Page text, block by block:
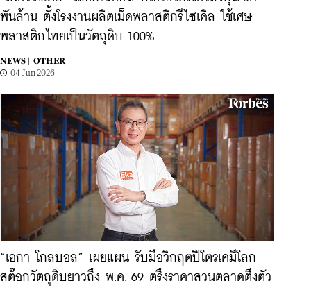
พันล้าน ตั้งโรงงานผลิตเม็ดพลาสติกรีไซเคิล ใช้เศษ
พลาสติกไทยเป็นวัตถุดิบ 100%
NEWS |
OTHER
04 Jun 2026
“เอกา โกลบอล” เผยแผน รับมือวิกฤตปิโตรเคมีโลก
สต๊อกวัตถุดิบยาวถึง พ.ค. 69 ตรึงราคาสวนตลาดตึงตัว